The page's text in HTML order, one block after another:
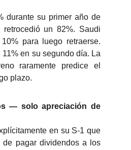
durante su primer año de
retrocedió un 82%. Saudi
para luego retraerse.
en su segundo día. La
raramente predice el
plazo.
— solo apreciación de
en su S-1 que
de pagar dividendos a los